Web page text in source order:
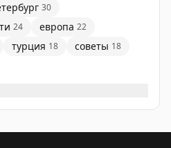
30
24 европа 22
турция 18 советы 18